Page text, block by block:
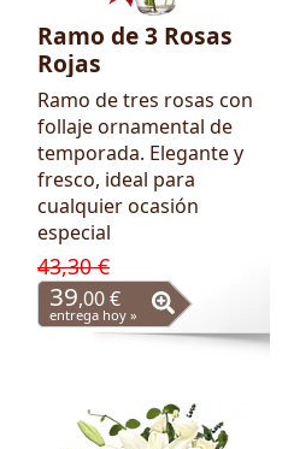
Ramo de 3 Rosas
Rojas
Ramo de tres rosas con
follaje ornamental de
temporada. Elegante y
fresco, ideal para
cualquier ocasión
especial
43,30 €
39,00 €
entrega hoy »